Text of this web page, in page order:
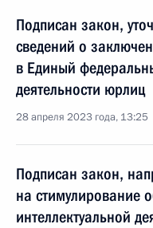
Подписан закон,
сведений о
в Единый
деятельности юрлиц
28 апреля 2023 года, 13:25
Подписан закон,
на стимулирование
интеллектуальной